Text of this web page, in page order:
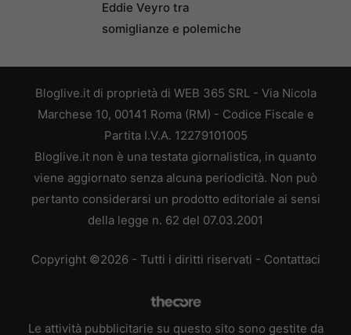
Eddie Veyro tra
somiglianze e polemiche
Bloglive.it di proprietà di WEB 365 SRL - Via Nicola
Marchese 10, 00141 Roma (RM) - Codice Fiscale e
Partita I.V.A. 12279101005
Bloglive.it non è una testata giornalistica, in quanto
viene aggiornato senza alcuna periodicità. Non può
pertanto considerarsi un prodotto editoriale ai sensi
della legge n. 62 del 07.03.2001
Copyright ©2026 - Tutti i diritti riservati - Contattaci
Le attività pubblicitarie su questo sito sono gestite da